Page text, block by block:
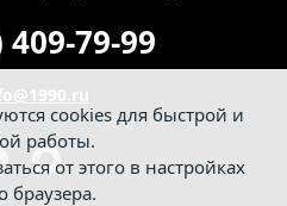
409-79-99
cookies для быстрой и
работы.
от этого в настройках
браузера.